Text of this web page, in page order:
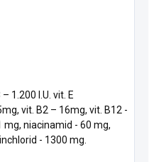
1.200 I.U. vit. E
vit. B2 – 16mg, vit. B12 -
mg, niacinamid - 60 mg,
- 1300 mg.